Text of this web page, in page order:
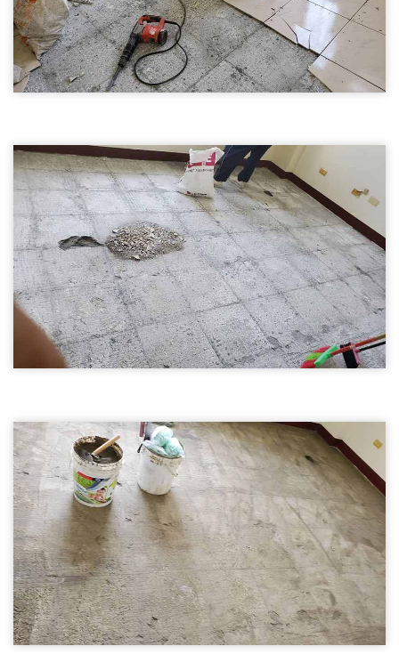
新竹裝潢拆除-拆除地磚
裝潢拆除
新竹裝潢拆除-拆除地磚
裝潢拆除